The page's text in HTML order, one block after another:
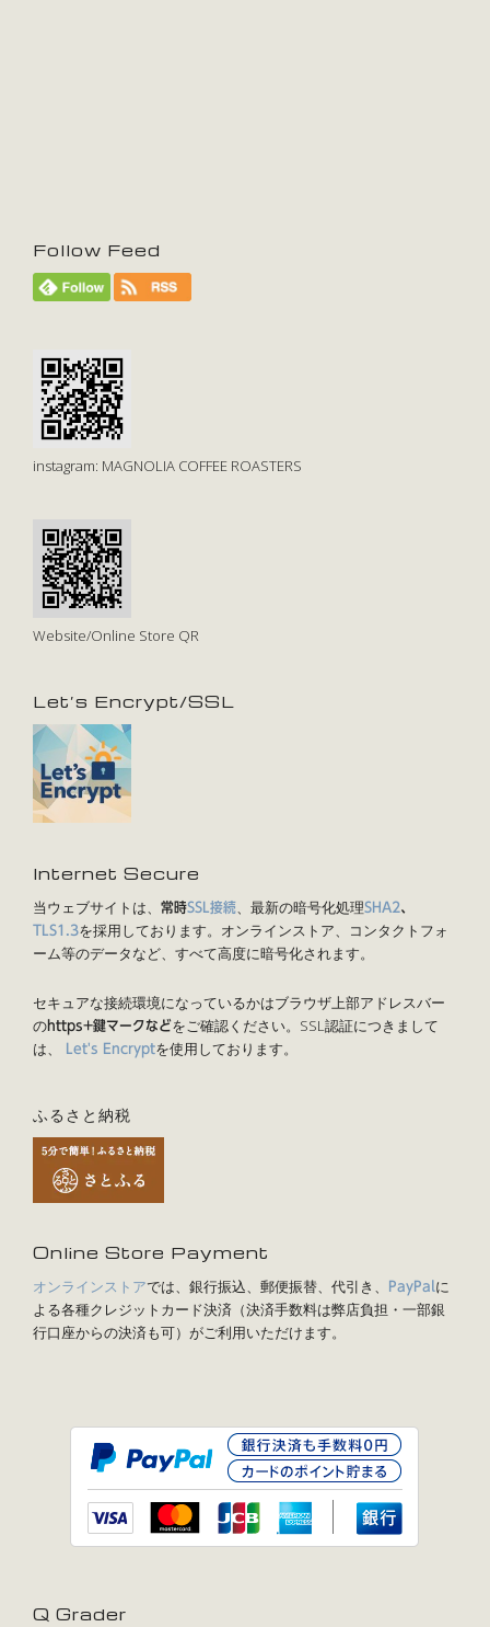
Follow Feed
instagram: MAGNOLIA COFFEE ROASTERS
Website/Online Store QR
Let’s Encrypt/SSL
Internet Secure
当ウェブサイトは、 常時SSL接続、最新の暗号化処理SHA2、
TLS1.3を採用しております。オンラインストア、コンタクトフォ
ーム等のデータなど、すべて高度に暗号化されます。
セキュアな接続環境になっているかはブラウザ上部アドレスバー
のhttps+鍵マークなどをご確認ください。SSL認証につきまして
は、
Let's Encryptを使用しております。
ふるさと納税
Online Store Payment
オンラインストアでは、銀行振込、郵便振替、代引き、 PayPalに
よる各種クレジットカード決済（決済手数料は弊店負担・一部銀
行口座からの決済も可）がご利用いただけます。
Q Grader